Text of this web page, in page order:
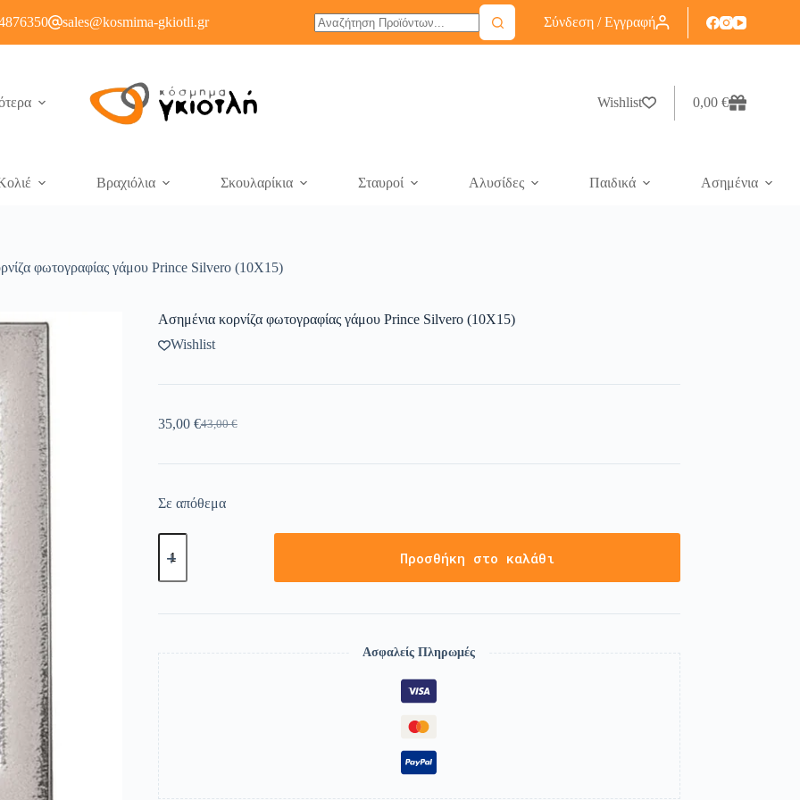
sales@kosmima-gkiotli.gr Σύνδεση / Εγγραφή
Wishlist 0,00 €
Βραχιόλια Σκουλαρίκια Σταυροί Αλυσίδες Παιδικά Ασημένια
φωτογραφίας γάμου Prince Silvero (10X15)
Ασημένια κορνίζα φωτογραφίας γάμου Prince Silvero (10X15)
Wishlist
43,00€
35,00 €
Σε απόθεμα
Προσθήκη στο καλάθι
Ασφαλείς Πληρωμές